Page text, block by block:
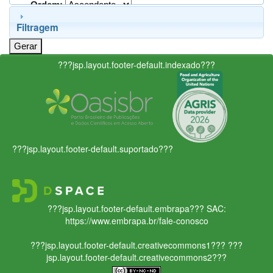
Ordem:
Filtragem
???jsp.layout.footer-default.indexado???
???jsp.layout.footer-default.suportado???
???jsp.layout.footer-default.embrapa??? SAC:
https://www.embrapa.br/fale-conosco
???jsp.layout.footer-default.creativecommons1??? ???
jsp.layout.footer-default.creativecommons2???